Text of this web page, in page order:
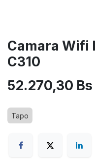
Camara Wifi
C310
52.270,30 Bs
Tapo